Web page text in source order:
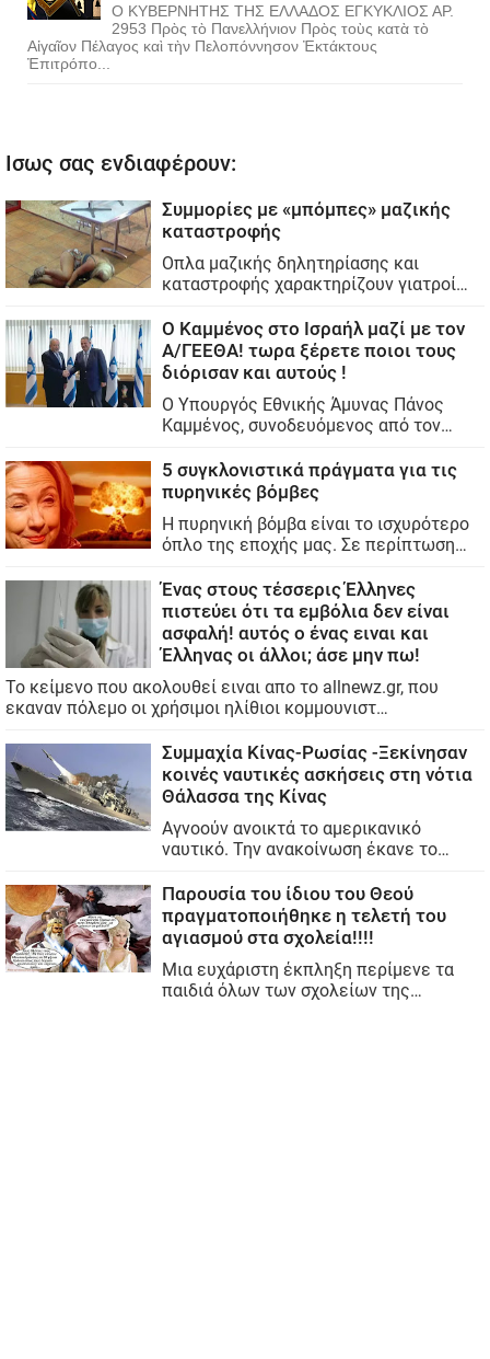
Ο ΚΥΒΕΡΝΗΤΗΣ ΤΗΣ ΕΛΛΑΔΟΣ ΕΓΚΥΚΛΙΟΣ ΑΡ.
2953 Πρὸς τὸ Πανελλήνιον Πρὸς τοὺς κατὰ τὸ
Αἰγαῖον Πέλαγος καὶ τὴν Πελοπόννησον Ἐκτάκτους
Ἐπιτρόπο...